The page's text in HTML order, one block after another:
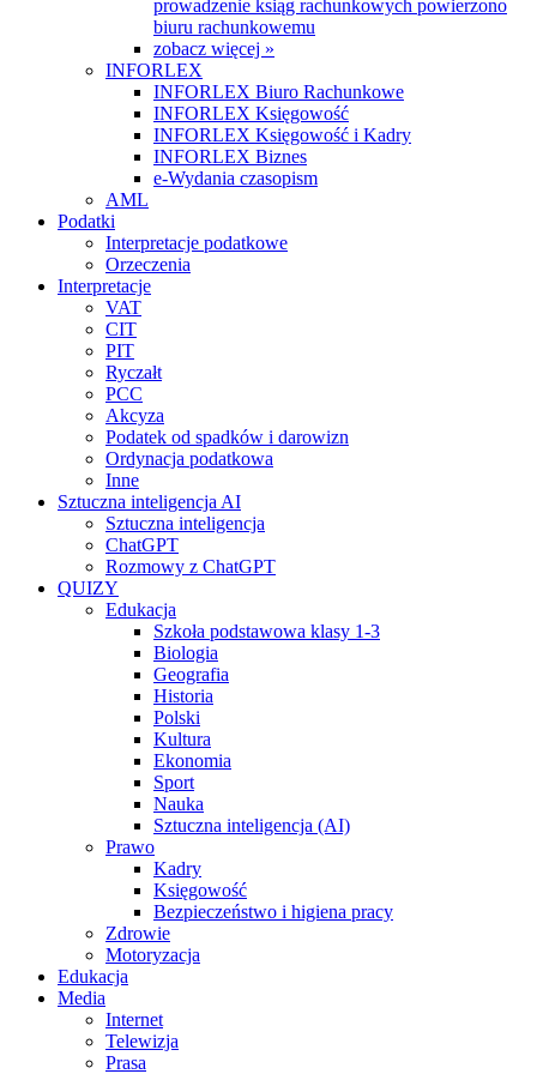
prowadzenie ksiąg rachunkowych powierzono
biuru rachunkowemu
zobacz więcej »
INFORLEX
INFORLEX Biuro Rachunkowe
INFORLEX Księgowość
INFORLEX Księgowość i Kadry
INFORLEX Biznes
e-Wydania czasopism
AML
Podatki
Interpretacje podatkowe
Orzeczenia
Interpretacje
VAT
CIT
PIT
Ryczałt
PCC
Akcyza
Podatek od spadków i darowizn
Ordynacja podatkowa
Inne
Sztuczna inteligencja AI
Sztuczna inteligencja
ChatGPT
Rozmowy z ChatGPT
QUIZY
Edukacja
Szkoła podstawowa klasy 1-3
Biologia
Geografia
Historia
Polski
Kultura
Ekonomia
Sport
Nauka
Sztuczna inteligencja (AI)
Prawo
Kadry
Księgowość
Bezpieczeństwo i higiena pracy
Zdrowie
Motoryzacja
Edukacja
Media
Internet
Telewizja
Prasa